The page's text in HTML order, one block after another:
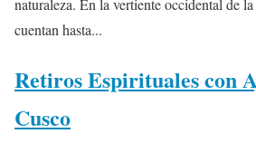
cuentan hasta...
Retiros Espirituales con
Cusco